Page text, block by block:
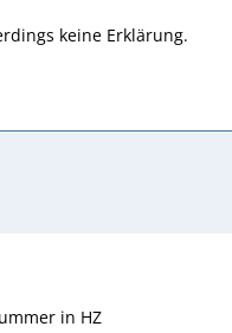
keine Erklärung.
in HZ